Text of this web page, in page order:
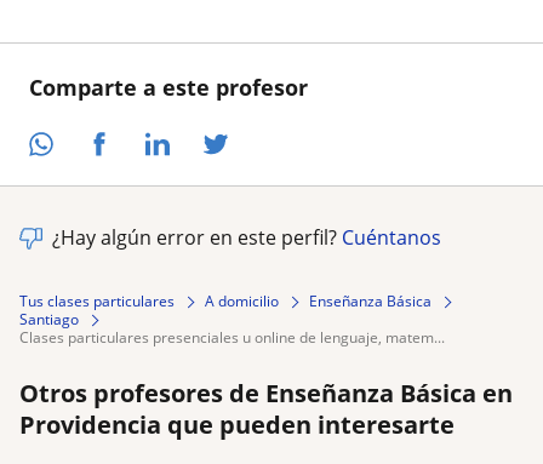
Comparte a este profesor
¿Hay algún error en este perfil? Cuéntanos
Tus clases particulares A domicilio
Enseñanza Básica
Santiago
clases particulares presenciales u online de lenguaje, matem...
Otros profesores de Enseñanza Básica en
Providencia que pueden interesarte